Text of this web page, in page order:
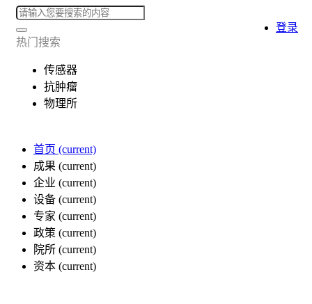
热门搜索
传感器
抗肿瘤
物理所
首页 (current)
成果 (current)
企业 (current)
设备 (current)
专家 (current)
政策 (current)
院所 (current)
资本 (current)
登录